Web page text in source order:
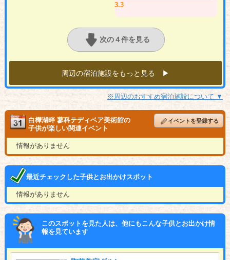
3.3
次の４件を見る
周辺の宿泊施設をもっと見る ▶︎
※周辺のおすすめ宿泊施設について ▼
白樺湖畔 蓼科テディベア美術館の
子供が楽しい関連イベント
イベントを登録する
情報がありません
最近チェックした子供とお出かけスポット
情報がありません
このスポットを見た人は、他にもこんな子供とお出かけ情
報を見ています